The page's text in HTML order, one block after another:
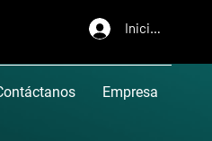
Iniciar sesión
Empresa